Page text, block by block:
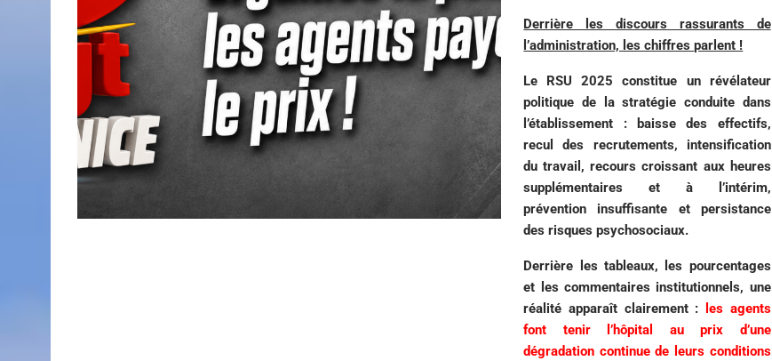
Derrière les discours rassurants de
l’administration, les chiffres parlent !
Le RSU 2025 constitue un révélateur
politique de la stratégie conduite dans
l’établissement : baisse des effectifs,
recul des recrutements, intensification
du travail, recours croissant aux heures
supplémentaires et à l’intérim,
prévention insuffisante et persistance
des risques psychosociaux.
Derrière les tableaux, les pourcentages
et les commentaires institutionnels, une
réalité apparaît clairement :
les agents
font tenir l’hôpital au prix d’une
dégradation continue de leurs conditions